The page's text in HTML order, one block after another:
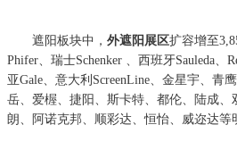
遮阳板块中， 外遮阳展区扩容增至
Phifer、瑞士Schenker 、西班牙Sauleda、
亚Gale、意大利ScreenLine、金星宇、青
岳、爱楃、捷阳、斯卡特、都伦、陆成、
朗、阿诺克邦、顺彩达、恒怡、威迩达等